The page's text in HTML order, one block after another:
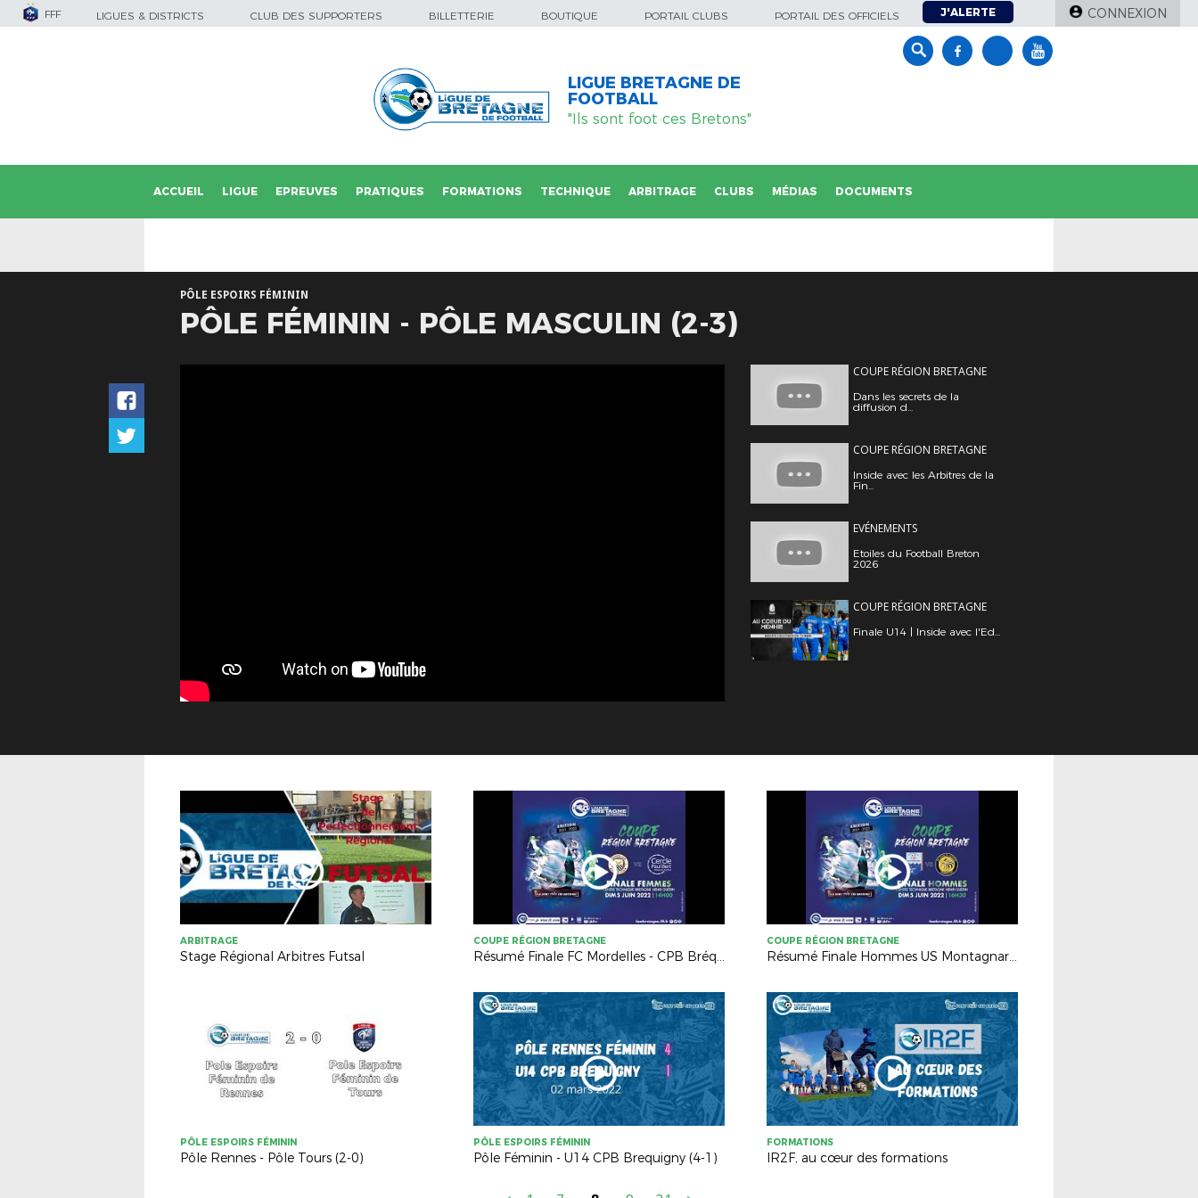
FFF LIGUES & DISTRICTS CLUB DES SUPPORTERS BILLETTERIE BOUTIQUE PORTAIL CLUBS PORTAIL DES OFFICIELS J'ALERTE CONNEXION
LIGUE BRETAGNE DE
FOOTBALL
"Ils sont foot ces Bretons"
ACCUEIL LIGUE EPREUVES PRATIQUES FORMATIONS TECHNIQUE ARBITRAGE CLUBS MÉDIAS DOCUMENTS
PÔLE ESPOIRS FÉMININ
PÔLE FÉMININ - PÔLE MASCULIN (2-3)
COUPE RÉGION BRETAGNE
Dans les secrets de la
diffusion d...
COUPE RÉGION BRETAGNE
Inside avec les Arbitres de la
Fin...
EVÉNEMENTS
Etoiles du Football Breton
2026
COUPE RÉGION BRETAGNE
Finale U14 | Inside avec l'Ed...
ARBITRAGE
Stage Régional Arbitres Futsal
COUPE RÉGION BRETAGNE
Résumé Finale FC Mordelles - CPB Bréquigny (2-2, TAB 4-5)
COUPE RÉGION BRETAGNE
Résumé Finale Hommes US Montagnarde - AS Ginglin Cesson (2-1)
PÔLE ESPOIRS FÉMININ
Pôle Rennes - Pôle Tours (2-0)
PÔLE ESPOIRS FÉMININ
Pôle Féminin - U14 CPB Brequigny (4-1)
FORMATIONS
IR2F, au cœur des formations